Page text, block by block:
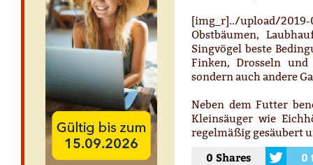
[img_r]../upload/
Obstbäumen,
Singvögel beste
Finken, Drosseln und
sondern auch andere
Neben dem Futter
Kleinsäuger wie
regelmäßig gesäubert
0 Shares 0